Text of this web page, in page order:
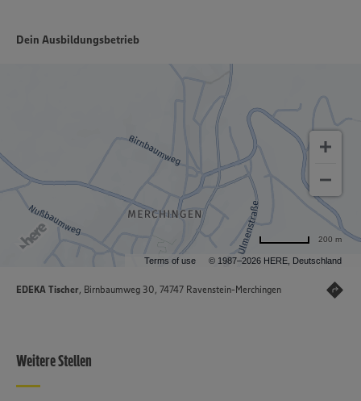
Dein Ausbildungsbetrieb
Terms of use © 1987–2026 HERE, Deutschland
200 m
EDEKA Tischer, Birnbaumweg 30, 74747 Ravenstein-Merchingen
Weitere Stellen